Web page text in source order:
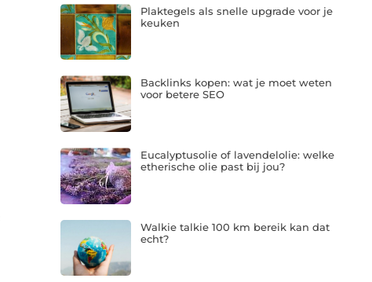
Plaktegels als snelle upgrade voor je
keuken
Backlinks kopen: wat je moet weten
voor betere SEO
Eucalyptusolie of lavendelolie: welke
etherische olie past bij jou?
Walkie talkie 100 km bereik kan dat
echt?